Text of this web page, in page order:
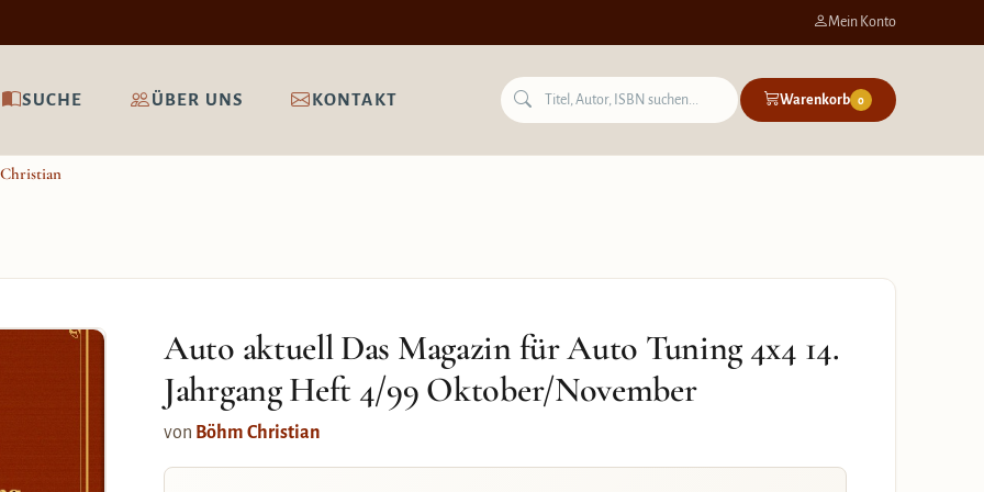
Mein Konto
SUCHE ÜBER UNS KONTAKT Warenkorb 0
Auto aktuell Das Magazin für Auto Tuning 4x4 14.
Jahrgang Heft 4/99 Oktober/November
von Böhm Christian